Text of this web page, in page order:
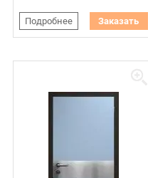
Подробнее Заказать